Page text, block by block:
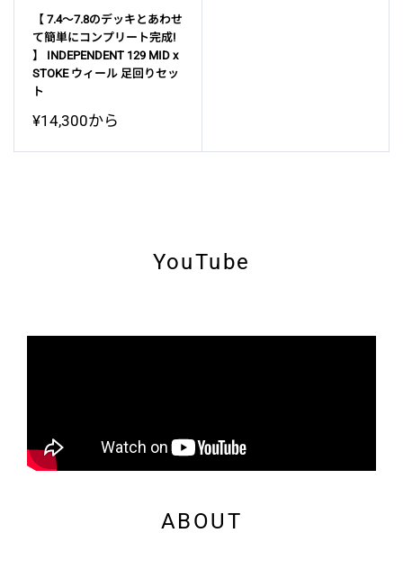
【 7.4～7.8のデッキとあわせ
て簡単にコンプリート完成!
】 INDEPENDENT 129 MID x
STOKE ウィール 足回りセッ
ト
販
価
¥14,300から
YouTube
ABOUT